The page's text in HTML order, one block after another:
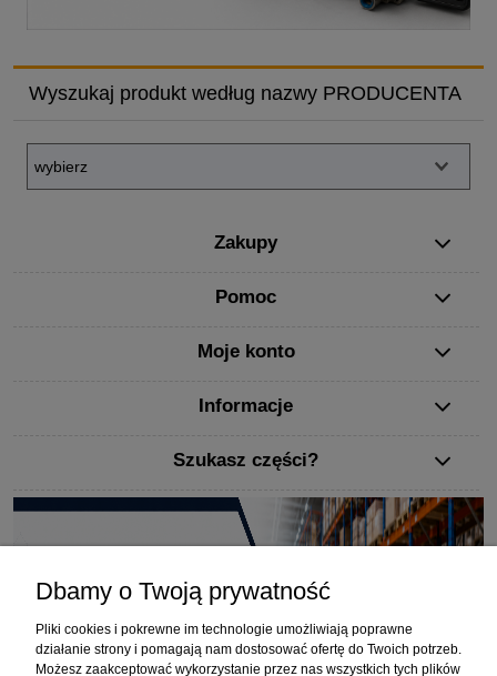
Wyszukaj produkt według nazwy PRODUCENTA
Zakupy
Pomoc
Moje konto
Informacje
Szukasz części?
Dbamy o Twoją prywatność
Pliki cookies i pokrewne im technologie umożliwiają poprawne
działanie strony i pomagają nam dostosować ofertę do Twoich potrzeb.
Możesz zaakceptować wykorzystanie przez nas wszystkich tych plików